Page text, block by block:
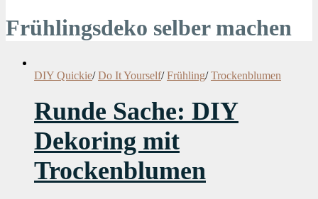
Frühlingsdeko selber machen
DIY Quickie/ Do It Yourself/ Frühling/ Trockenblumen
Runde Sache: DIY
Dekoring mit
Trockenblumen